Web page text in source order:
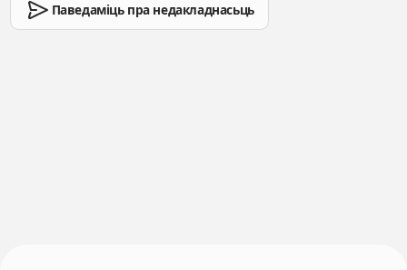
Паведаміць пра недакладнасьць